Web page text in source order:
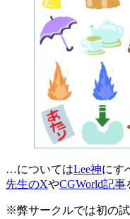
…についてはLee神にす
先生のXやCGWorld記事
※弊サークルでは初の